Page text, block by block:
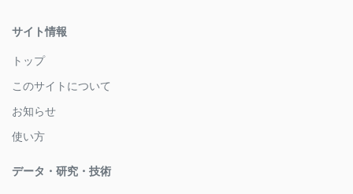
サイト情報
トップ
このサイトについて
お知らせ
使い方
データ・研究・技術